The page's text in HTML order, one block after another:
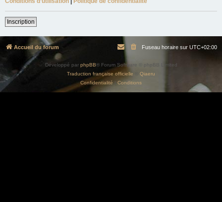
Inscription
Accueil du forum Fuseau horaire sur UTC+02:00
Développé par phpBB® Forum Software © phpBB Limited
Traduction française officielle
Qiaeru
Confidentialité | Conditions